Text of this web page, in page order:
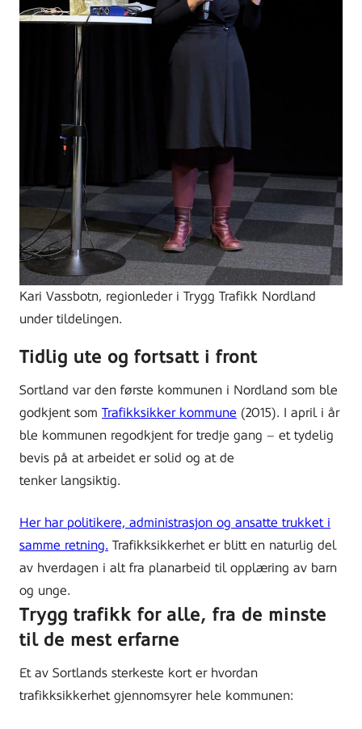
Kari Vassbotn, regionleder i Trygg Trafikk Nordland
under tildelingen.
Tidlig ute og fortsatt i front
Sortland var den første kommunen i Nordland som ble
godkjent som Trafikksikker kommune (2015). I april i år
ble kommunen regodkjent for tredje gang – et tydelig
bevis på at arbeidet er solid og at de
tenker langsiktig.
Her har politikere, administrasjon og ansatte trukket i
samme retning. Trafikksikkerhet er blitt en naturlig del
av hverdagen i alt fra planarbeid til opplæring av barn
og unge.
Trygg trafikk for alle, fra de minste
til de mest erfarne
Et av Sortlands sterkeste kort er hvordan
trafikksikkerhet gjennomsyrer hele kommunen: